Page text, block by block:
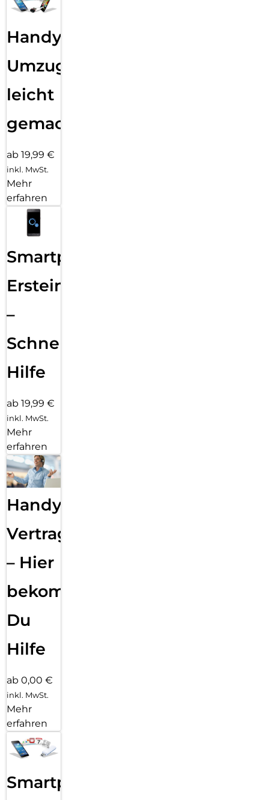
Handy
Umzug
leicht
gemacht!
ab 19,99 €
inkl. MwSt.
Mehr
erfahren
Smartphone
Ersteinrichtung
–
Schnelle
Hilfe
ab 19,99 €
inkl. MwSt.
Mehr
erfahren
Handy
Vertragsabwicklung
– Hier
bekommst
Du
Hilfe
ab 0,00 €
inkl. MwSt.
Mehr
erfahren
Smartphone